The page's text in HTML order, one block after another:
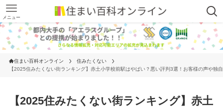
メニュー
住まい百科オンライン
住みたくない
【2025住みたくない街ランキング】赤土小学校前駅はやばい？悪い評判3選！お客様の声や独
【2025住みたくない街ランキング】赤土